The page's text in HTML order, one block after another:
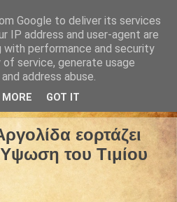
εορτάζει
του Τιμίου
Google to deliver its services
IP address and user-agent are
with performance and security
service, generate usage
address abuse.
MORE GOT IT